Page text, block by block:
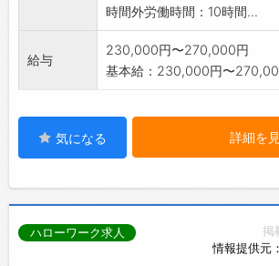
時間外労働時間：10時間...
給与
230,000円〜270,000円
基本給：230,000円〜
気になる 詳細を
掲
情報提供元
ハローワーク求人